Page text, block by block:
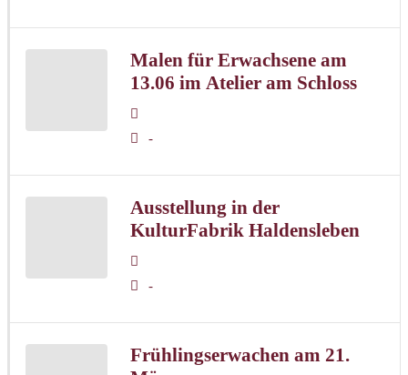
Malen für Erwachsene am
13.06 im Atelier am Schloss
-
Ausstellung in der
KulturFabrik Haldensleben
-
Frühlingserwachen am 21.